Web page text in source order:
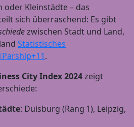
Kleinstädte – das
sich überraschend: Es gibt
zwischen Stadt und Land,
Statistisches
.
City Index 2024zeigt
: Duisburg (Rang 1), Leipzig,